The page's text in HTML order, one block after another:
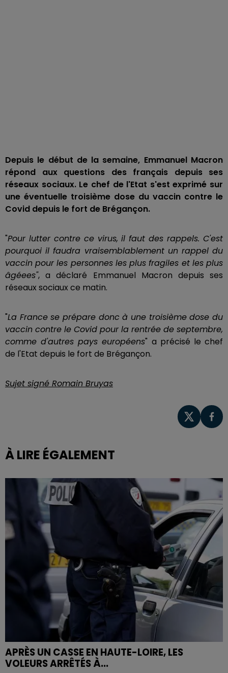
Depuis le début de la semaine, Emmanuel Macron
répond aux questions des français depuis ses
réseaux sociaux. Le chef de l'Etat s'est exprimé sur
une éventuelle troisième dose du vaccin contre le
Covid depuis le fort de Brégançon.
"Pour lutter contre ce virus, il faut des rappels. C'est
pourquoi il faudra vraisemblablement un rappel du
vaccin pour les personnes les plus fragiles et les plus
âgéees", a déclaré Emmanuel Macron depuis ses
réseaux sociaux ce matin.
"La France se prépare donc à une troisième dose du
vaccin contre le Covid pour la rentrée de septembre,
comme d'autres pays européens" a précisé le chef
de l'Etat depuis le fort de Brégançon.
Sujet signé Romain Bruyas
À LIRE ÉGALEMENT
APRÈS UN CASSE EN HAUTE-LOIRE, LES
VOLEURS ARRÊTÉS À...